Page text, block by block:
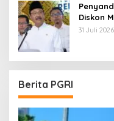
Diskon
Sekolah
31 Juli 2026
Berita PGRI